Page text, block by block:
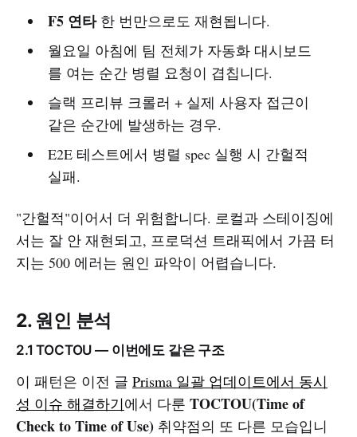
F5 연타한 번만으로도 재현됩니다.
월요일 아침에 팀 전체가 자동화 대시보드
를 여는 순간 병렬 요청이 겹칩니다.
슬랙 프리뷰 크롤러 + 실제 사용자 접근이
같은 순간에 발생하는 경우.
E2E 테스트에서 병렬 spec 실행 시 간헐적
실패.
"간헐적"이어서 더 위험합니다. 로컬과 스테이징에
서는 잘 안 재현되고, 프로덕션 트래픽에서 가끔 터
지는 500 에러는 원인 파악이 어렵습니다.
2. 원인 분석
2.1 TOCTOU — 이번에도 같은 구조
이 패턴은 이전 글 Prisma 일괄 업데이트에서 동시
성 이슈 해결하기에서 다룬 TOCTOU(Time of
Check to Time of Use) 취약점의 또 다른 모습입니